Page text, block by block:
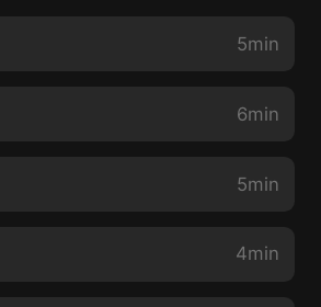
5min
6min
5min
4min